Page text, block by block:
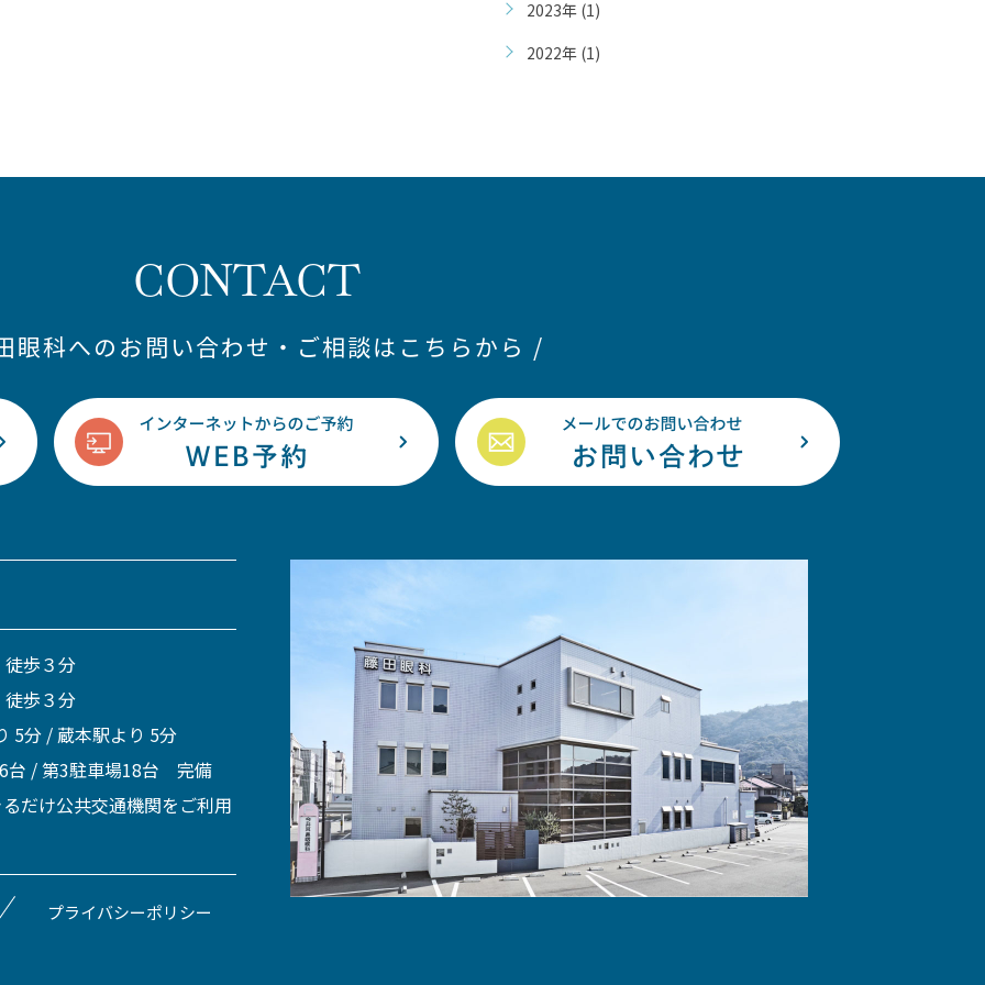
2023年 (1)
2022年 (1)
CONTACT
眼科へのお問い合わせ・ご相談はこちらから /
歩３分
歩３分
5分 / 蔵本駅より 5分
台 / 第3駐車場18台 完備
だけ公共交通機関をご利用
プライバシーポリシー